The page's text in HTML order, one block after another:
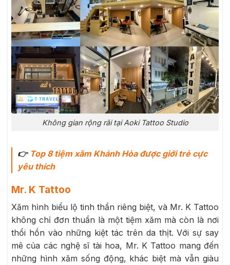
Không gian rộng rãi tại Aoki Tattoo Studio
👉 Top 8 tiệm xăm Khánh Hòa được giới trẻ cực
yêu thích
Mr. K Tattoo
Xăm hình biểu lộ tinh thần riêng biệt, và Mr. K Tattoo
không chỉ đơn thuần là một tiệm xăm mà còn là nơi
thổi hồn vào những kiệt tác trên da thịt. Với sự say
mê của các nghệ sĩ tài hoa, Mr. K Tattoo mang đến
những hình xăm sống động, khác biệt mà vẫn giàu